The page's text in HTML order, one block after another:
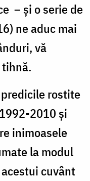
– și o serie de
ne aduc mai
vă
rostite
2010 și
inimoasele
la modul
cuvânt